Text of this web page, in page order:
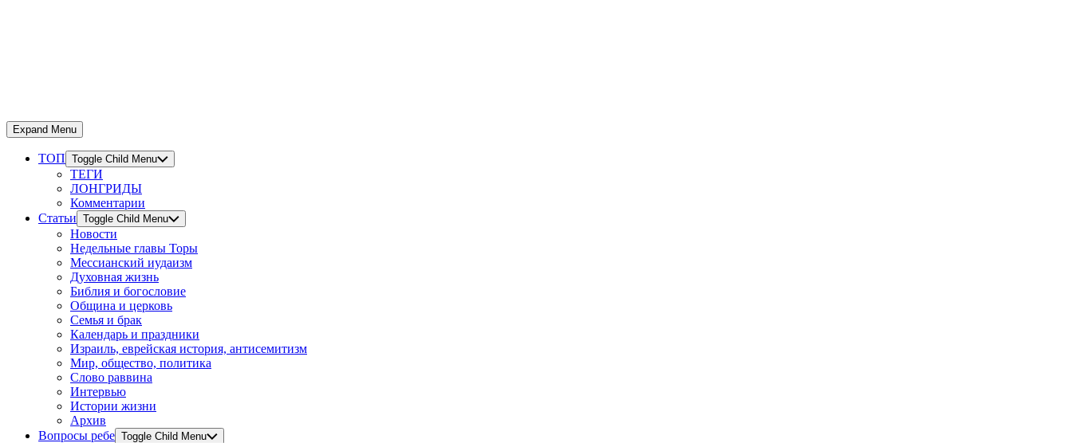
Expand Menu
ТОП Toggle Child Menu
ТЕГИ
ЛОНГРИДЫ
Комментарии
Статьи Toggle Child Menu
Новости
Недельные главы Торы
Мессианский иудаизм
Духовная жизнь
Библия и богословие
Община и церковь
Семья и брак
Календарь и праздники
Израиль, еврейская история, антисемитизм
Мир, общество, политика
Слово раввина
Интервью
Истории жизни
Архив
Вопросы ребе Toggle Child Menu